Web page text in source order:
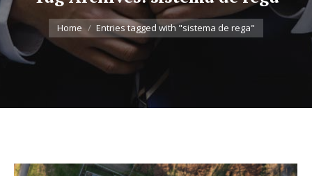
You are here:
Home Entries tagged with "sistema de rega"